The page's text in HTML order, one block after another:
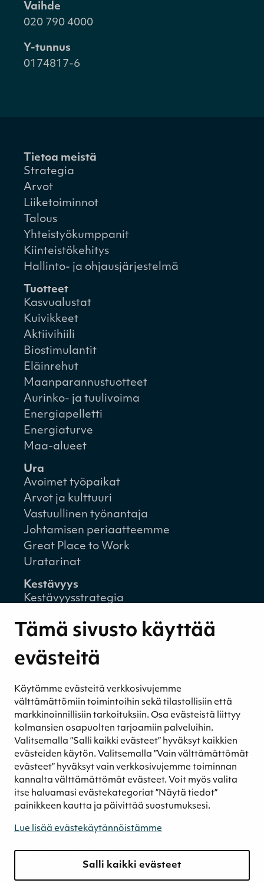
Tämä sivusto käyttää
evästeitä
Käytämme evästeitä verkkosivujemme
välttämättömiin toimintoihin sekä tilastollisiin että
markkinoinnillisiin tarkoituksiin. Osa evästeistä liittyy
kolmansien osapuolten tarjoamiin palveluihin.
Valitsemalla ”Salli kaikki evästeet” hyväksyt kaikkien
evästeiden käytön. Valitsemalla ”Vain välttämättömät
evästeet” hyväksyt vain verkkosivujemme toiminnan
kannalta välttämättömät evästeet. Voit myös valita
itse haluamasi evästekategoriat ”Näytä tiedot”
painikkeen kautta ja päivittää suostumuksesi.
Lue lisää evästekäytännöistämme
Salli kaikki evästeet
Vaihde
020 790 4000
Y-tunnus
0174817-6
Tietoa meistä
Strategia
Arvot
Liiketoiminnot
Talous
Yhteistyökumppanit
Kiinteistökehitys
Hallinto- ja ohjausjärjestelmä
Tuotteet
Kasvualustat
Kuivikkeet
Aktiivihiili
Biostimulantit
Eläinrehut
Maanparannustuotteet
Aurinko- ja tuulivoima
Energiapelletti
Energiaturve
Maa-alueet
Ura
Avoimet työpaikat
Arvot ja kulttuuri
Vastuullinen työnantaja
Johtamisen periaatteemme
Great Place to Work
Uratarinat
Kestävyys
Kestävyysstrategia
Ympäristövastuu
hyvinvointi
Turvetuotannon kestävyys
Kestävyyden johtaminen
Retkeilykohteet
Media
Uutiset ja blogit
Podcast
Yhteystiedot
Laskutustiedot
Tiedonantokanava